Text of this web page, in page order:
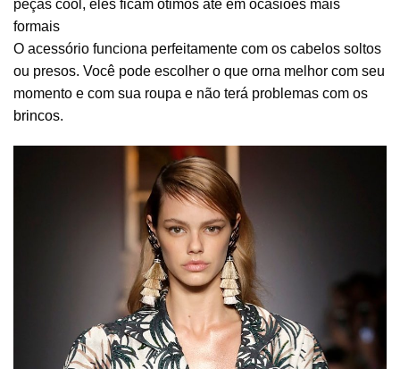
peças cool, eles ficam ótimos até em ocasiões mais
formais
O acessório funciona perfeitamente com os cabelos soltos
ou presos. Você pode escolher o que orna melhor com seu
momento e com sua roupa e não terá problemas com os
brincos.